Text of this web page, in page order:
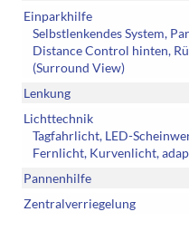
Einparkhilfe
Selbstlenkendes System,
Distance Control hinten,
(Surround View)
Lenkung
Lichttechnik
Tagfahrlicht, LED-
Fernlicht, Kurvenlicht,
Pannenhilfe
Zentralverriegelung